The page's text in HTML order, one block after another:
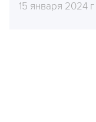
15 января 2024 г